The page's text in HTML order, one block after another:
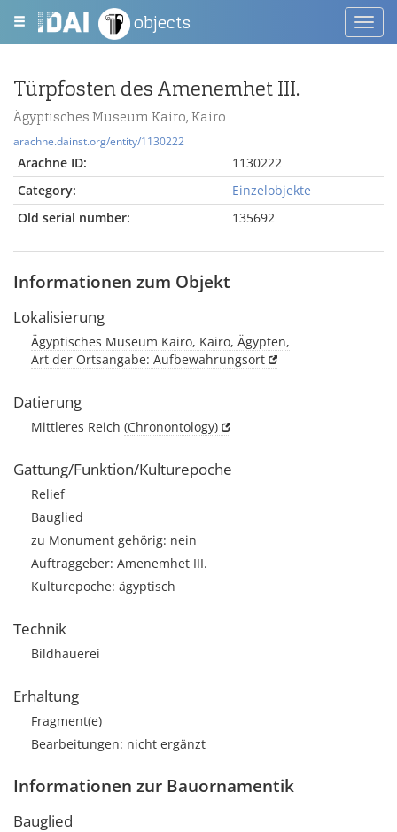
objects
Türpfosten des Amenemhet III.
Ägyptisches Museum Kairo, Kairo
arachne.dainst.org/entity/1130222
Arachne ID:
1130222
Category:
Einzelobjekte
Old serial number:
135692
Informationen zum Objekt
Lokalisierung
Ägyptisches Museum Kairo, Kairo, Ägypten,
Art der Ortsangabe: Aufbewahrungsort
Datierung
Mittleres Reich (Chronontology)
Gattung/Funktion/Kulturepoche
Relief
Bauglied
zu Monument gehörig: nein
Auftraggeber: Amenemhet III.
Kulturepoche: ägyptisch
Technik
Bildhauerei
Erhaltung
Fragment(e)
Bearbeitungen: nicht ergänzt
Informationen zur Bauornamentik
Bauglied